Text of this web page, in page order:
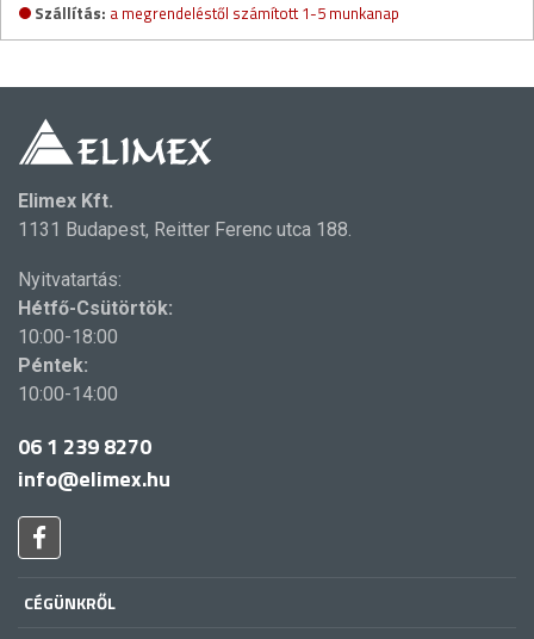
Szállítás: a megrendeléstől számított 1-5 munkanap
Elimex Kft.
1131 Budapest, Reitter Ferenc utca 188.
Nyitvatartás:
Hétfő-Csütörtök:
10:00-18:00
Péntek:
10:00-14:00
06 1 239 8270
info@elimex.hu
CÉGÜNKRŐL